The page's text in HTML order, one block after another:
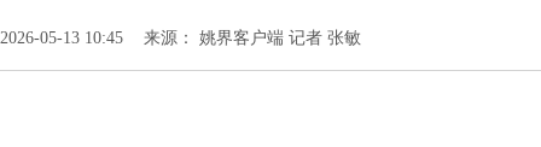
2026-05-13 10:45 来源： 姚界客户端 记者 张敏